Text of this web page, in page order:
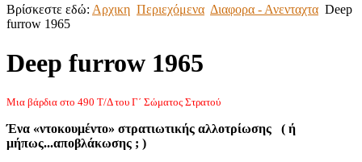
Βρίσκεστε εδώ: Αρχικη Περιεχόμενα Διαφορα - Ανενταχτα Deep
furrow 1965
Deep furrow 1965
Μια βάρδια στο 490 Τ/Δ του Γ΄ Σώματος Στρατού
Ένα «ντοκουμέντο» στρατιωτικής αλλοτρίωσης ( ή
μήπως...αποβλάκωσης ; )